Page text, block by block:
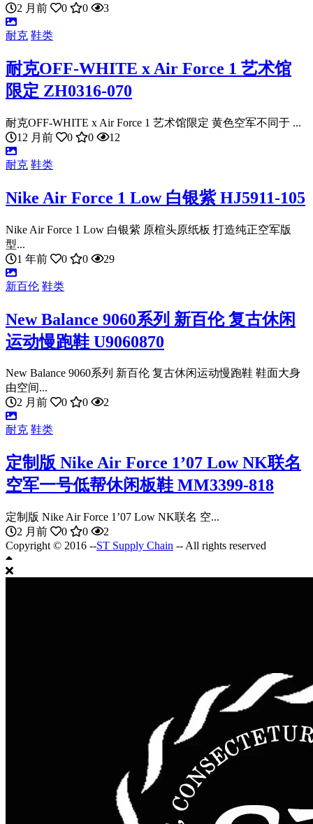
2 月前
0 0 3
耐克 鞋类
耐克OFF-WHITE x Air Force 1 艺术馆
限定 ZH0316-070
耐克OFF-WHITE x Air Force 1 艺术馆限定 黄色空军不同于 ...
12 月前
0 0 12
耐克 鞋类
Nike Air Force 1 Low 白银紫 HJ5911-105
Nike Air Force 1 Low 白银紫 原楦头原纸板 打造纯正空军版
型...
1 年前
0 0 29
新百伦 鞋类
New Balance 9060系列 新百伦 复古休闲
运动慢跑鞋 U9060870
New Balance 9060系列 新百伦 复古休闲运动慢跑鞋 鞋面大身
由空间...
2 月前
0 0 2
耐克 鞋类
定制版 Nike Air Force 1’07 Low NK联名
空军一号低帮休闲板鞋 MM3399-818
定制版 Nike Air Force 1’07 Low NK联名 空...
2 月前
0 0
2
Copyright © 2016 --ST Supply Chain -- All rights reserved